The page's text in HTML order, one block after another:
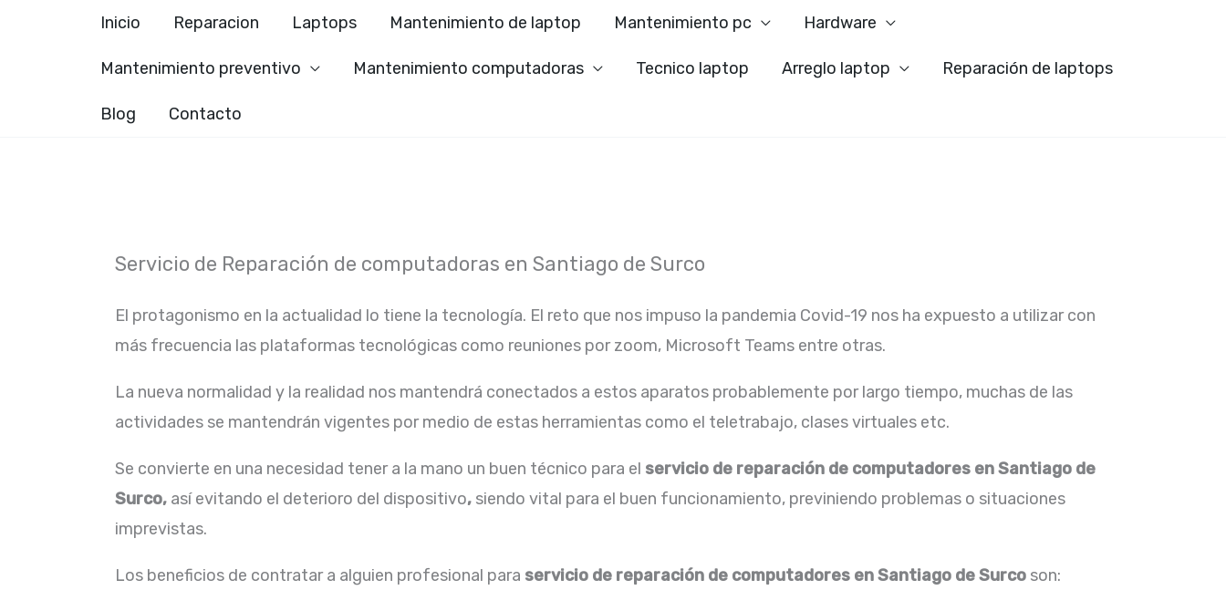
Inicio Reparacion Laptops Mantenimiento de laptop Mantenimiento pc Hardware
Mantenimiento preventivo Mantenimiento computadoras Tecnico laptop Arreglo laptop Reparación de laptops
Blog Contacto
Servicio de Reparación de computadoras en Santiago de Surco
El protagonismo en la actualidad lo tiene la tecnología. El reto que nos impuso la pandemia Covid-19 nos ha expuesto a utilizar con
más frecuencia las plataformas tecnológicas como reuniones por zoom, Microsoft Teams entre otras.
La nueva normalidad y la realidad nos mantendrá conectados a estos aparatos probablemente por largo tiempo, muchas de las
actividades se mantendrán vigentes por medio de estas herramientas como el teletrabajo, clases virtuales etc.
Se convierte en una necesidad tener a la mano un buen técnico para el servicio de reparación de computadores en Santiago de
Surco, así evitando el deterioro del dispositivo, siendo vital para el buen funcionamiento, previniendo problemas o situaciones
imprevistas.
Los beneficios de contratar a alguien profesional para servicio de reparación de computadores en Santiago de Surco son: